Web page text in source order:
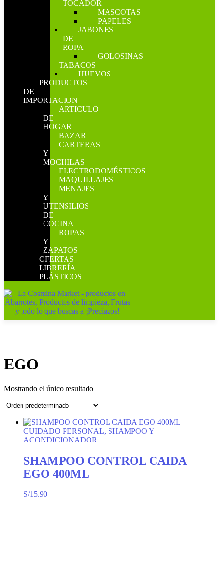
TOCADOR
MASCOTAS
PAPELES
JABONES
DE
ROPA
GOLOSINAS
TABACOS
HUEVOS
PRODUCTOS
DE
IMPORTACION
ARTICULO
DE
HOGAR
BAZAR
CARTERAS
Y
MOCHILAS
ELECTRODOMÉSTICOS
MAQUILLAJES
MENAJES
Y
UTENSILIOS
DE
COCINA
ROPAS
Y
ZAPATOS
OFERTAS
LIBRERÍA
PLÁSTICOS
EGO
Mostrando el único resultado
CUIDADO PERSONAL, SHAMPOO Y
ACONDICIONADOR
SHAMPOO CONTROL CAIDA
EGO 400ML
S/15.90